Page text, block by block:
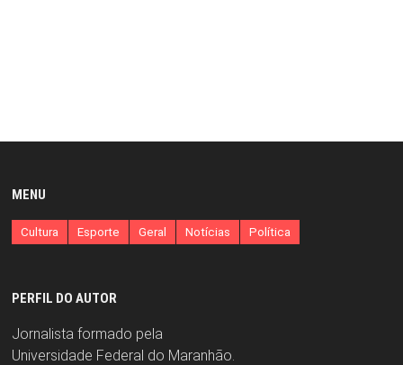
MENU
Cultura Esporte Geral Notícias Política
PERFIL DO AUTOR
Jornalista formado pela
Universidade Federal do Maranhão.